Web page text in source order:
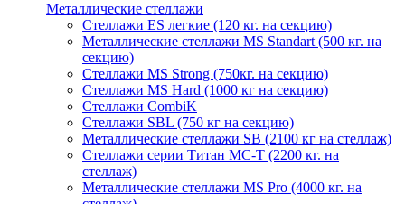
Металлические стеллажи
Стеллажи ES легкие (120 кг. на секцию)
Металлические стеллажи MS Standart (500 кг. на
секцию)
Стеллажи MS Strong (750кг. на секцию)
Стеллажи MS Hard (1000 кг на секцию)
Стеллажи CombiK
Стеллажи SBL (750 кг на секцию)
Металлические стеллажи SB (2100 кг на стеллаж)
Стеллажи серии Титан МС-Т (2200 кг. на
стеллаж)
Металлические стеллажи MS Pro (4000 кг. на